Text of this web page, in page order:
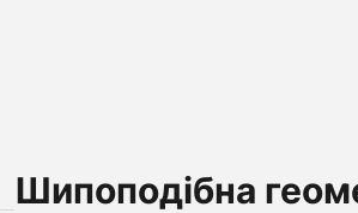
Шипоподібна